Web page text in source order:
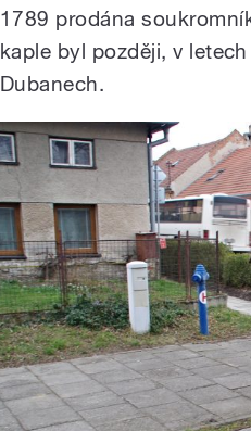
1789 prodána
kaple byl později, v
Dubanech.